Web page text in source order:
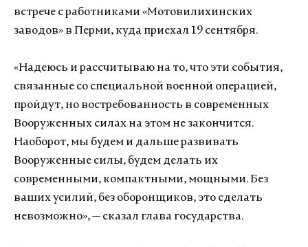
встрече с работниками «Мотовилихинских
заводов» в Перми, куда приехал 19 сентября.
«Надеюсь и рассчитываю на то, что эти события,
связанные со специальной военной операцией,
пройдут, но востребованность в современных
Вооруженных силах на этом не закончится.
Наоборот, мы будем и дальше развивать
Вооруженные силы, будем делать их
современными, компактными, мощными. Без
ваших усилий, без оборонщиков, это сделать
невозможно», — сказал глава государства.